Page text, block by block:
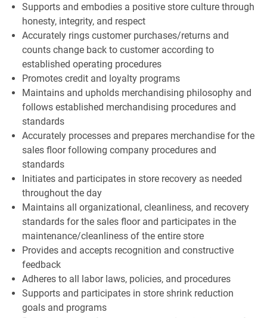
Supports and embodies a positive store culture through
honesty, integrity, and respect
Accurately rings customer purchases/returns and
counts change back to customer according to
established operating procedures
Promotes credit and loyalty programs
Maintains and upholds merchandising philosophy and
follows established merchandising procedures and
standards
Accurately processes and prepares merchandise for the
sales floor following company procedures and
standards
Initiates and participates in store recovery as needed
throughout the day
Maintains all organizational, cleanliness, and recovery
standards for the sales floor and participates in the
maintenance/cleanliness of the entire store
Provides and accepts recognition and constructive
feedback
Adheres to all labor laws, policies, and procedures
Supports and participates in store shrink reduction
goals and programs